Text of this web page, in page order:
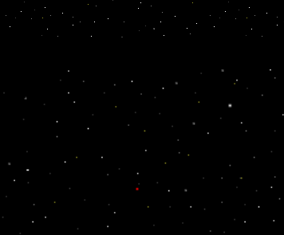
AÑADIR AL CARRITO